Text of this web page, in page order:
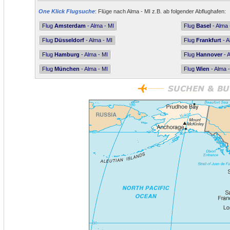
One Klick Flugsuche: Flüge nach Alma - MI z.B. ab folgender Abflughafen:
Flug Amsterdam - Alma - MI Flug Basel - Alma
Flug Düsseldorf - Alma - MI Flug Frankfurt -
Flug Hamburg - Alma - MI Flug Hannover -
Flug München - Alma - MI Flug Wien - Alma